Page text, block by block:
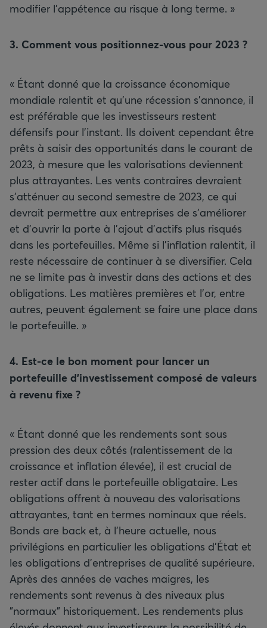
modifier l’appétence au risque à long terme. »
3. Comment vous positionnez-vous pour 2023 ?
« Étant donné que la croissance économique
mondiale ralentit et qu’une récession s’annonce, il
est préférable que les investisseurs restent
défensifs pour l’instant. Ils doivent cependant être
prêts à saisir des opportunités dans le courant de
2023, à mesure que les valorisations deviennent
plus attrayantes. Les vents contraires devraient
s’atténuer au second semestre de 2023, ce qui
devrait permettre aux entreprises de s’améliorer
et d’ouvrir la porte à l’ajout d’actifs plus risqués
dans les portefeuilles. Même si l’inflation ralentit, il
reste nécessaire de continuer à se diversifier. Cela
ne se limite pas à investir dans des actions et des
obligations. Les matières premières et l’or, entre
autres, peuvent également se faire une place dans
le portefeuille. »
4. Est-ce le bon moment pour lancer un
portefeuille d’investissement composé de valeurs
à revenu fixe ?
« Étant donné que les rendements sont sous
pression des deux côtés (ralentissement de la
croissance et inflation élevée), il est crucial de
rester actif dans le portefeuille obligataire. Les
obligations offrent à nouveau des valorisations
attrayantes, tant en termes nominaux que réels.
Bonds are back et, à l'heure actuelle, nous
privilégions en particulier les obligations d’État et
les obligations d’entreprises de qualité supérieure.
Après des années de vaches maigres, les
rendements sont revenus à des niveaux plus
"normaux" historiquement. Les rendements plus